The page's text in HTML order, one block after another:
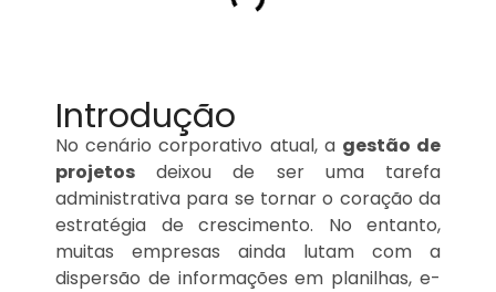
Introdução
No cenário corporativo atual, a gestão de
projetos deixou de ser uma tarefa
administrativa para se tornar o coração da
estratégia de crescimento. No entanto,
muitas empresas ainda lutam com a
dispersão de informações em planilhas, e-